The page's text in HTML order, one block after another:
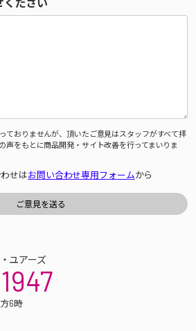
ておりませんが、頂いたご意見はスタッフがすべて拝
声をもとに商品開発・サイト改善を行ってまいりま
せはお問い合わせ専用フォームから
ユアーズ
6時